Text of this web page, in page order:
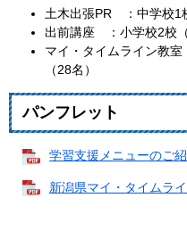
土木出張PR ：中学校1
出前講座 ：小学校2校（
マイ・タイムライン教
（28名）
パンフレット
学習支援メニューのご
新潟県マイ・タイムラ